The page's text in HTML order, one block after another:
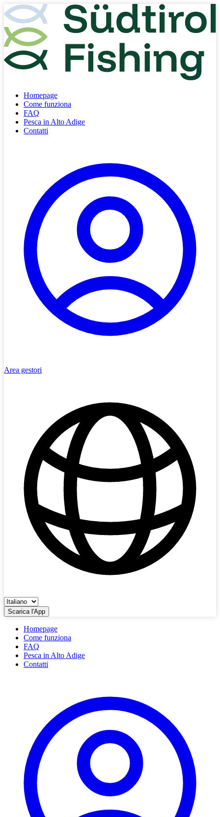
Homepage
Come funziona
FAQ
Pesca in Alto Adige
Contatti
Area gestori
Scarica l'App
Homepage
Come funziona
FAQ
Pesca in Alto Adige
Contatti